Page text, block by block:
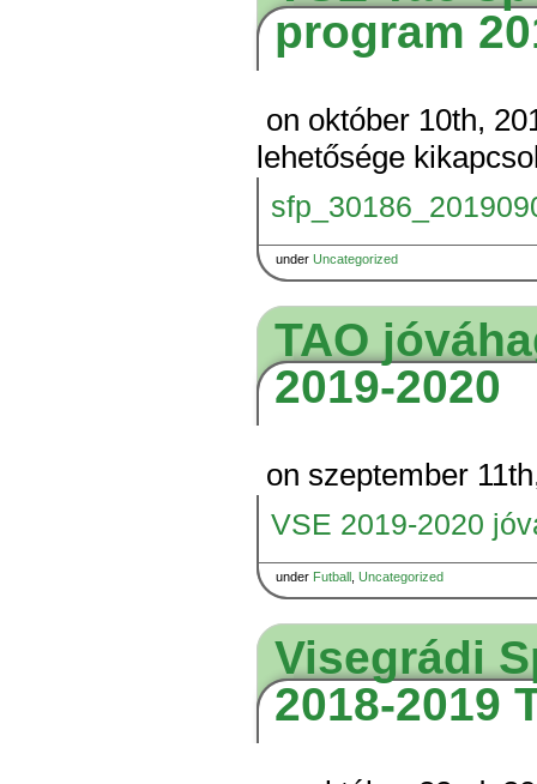
program
on október 10th,
lehetősége
under Uncategorized
TAO
2019-2020
on szeptember
VSE 2019-2020
under Futball Uncategorized
Visegrádi
2018-2019